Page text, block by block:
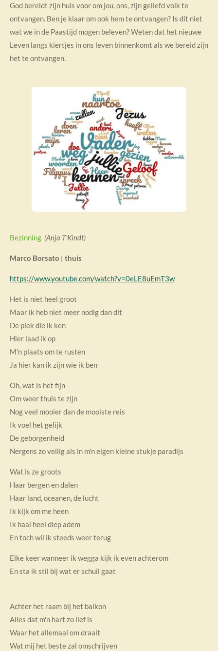
God bereidt zijn huis voor om jou, ons, zijn geliefd volk te
ontvangen. Ben je klaar om ook hem te ontvangen? Is dit niet
wat we in de Paastijd mogen beleven? Weten dat het nieuwe
Leven langs kiertjes in ons leven binnenkomt als we bereid zijn
het te ontvangen.
Bezinning (Anja T’Kindt)
Marco Borsato | thuis
https://www.youtube.com/watch?v=0eLE8uEmT3w
Het is niet heel groot
Maar ik heb niet meer nodig dan dit
De plek die ik ken
Hier laad ik op
M'n plaats om te rusten
Ja hier kan ik zijn wie ik ben
Oh, wat is het fijn
Om weer thuis te zijn
Nog veel mooier dan de mooiste reis
Ik voel het gelijk
De geborgenheid
Nergens zo veilig als in m'n eigen kleine stukje paradijs
Wat is ze groots
Haar bergen en dalen
Haar land, oceanen, de lucht
Ik kijk om me heen
Ik haal heel diep adem
En toch wil ik steeds weer terug
Elke keer wanneer ik wegga kijk ik even achterom
En sta ik stil bij wat er schuil gaat
Achter het raam bij het balkon
Alles dat m'n hart zo lief is
Waar het allemaal om draait
Wat mij het beste zal omschrijven